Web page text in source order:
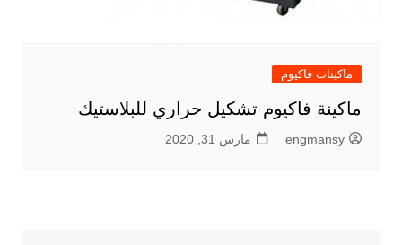
ماكينات فاكيوم
ماكينة فاكيوم تشكيل حراري للبلاستيك
engmansy مارس 31, 2020